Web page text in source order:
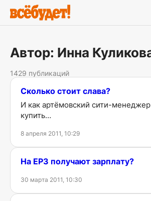
Автор: Инна
1429 публикаций
Сколько стоит слава?
И как артёмовский сити-
купить…
8 апреля 2011, 10:29
На ЕРЗ получают зарплату?
30 марта 2011, 10:30